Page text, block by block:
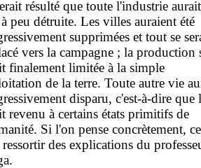
résulté que toute l'industrie
peu détruite. Les villes auraient été
supprimées et tout se
vers la campagne ; la production
finalement limitée à la simple
de la terre. Toute autre vie
disparu, c'est-à-dire que
revenu à certains états primitifs de
Si l'on pense concrètement,
des explications du